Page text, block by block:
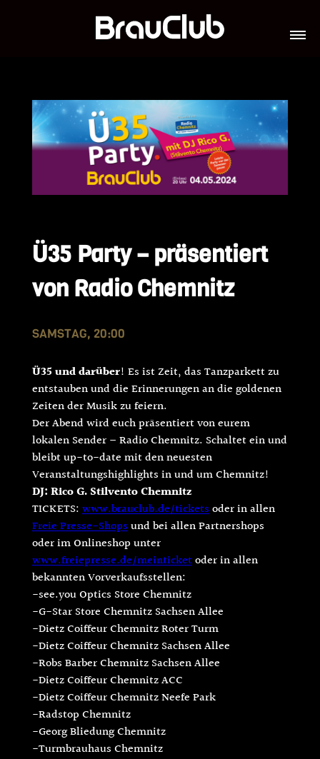
Ü35 Party – präsentiert
von Radio Chemnitz
SAMSTAG, 20:00
Ü35 und darüber! Es ist Zeit, das Tanzparkett zu
entstauben und die Erinnerungen an die goldenen
Zeiten der Musik zu feiern.
Der Abend wird euch präsentiert von eurem
lokalen Sender – Radio Chemnitz. Schaltet ein und
bleibt up-to-date mit den neuesten
Veranstaltungshighlights in und um Chemnitz!
DJ: Rico G. StilventoChemnitz
TICKETS:www.brauclub.de/ticketsoder in allen
Freie Presse-Shopsund bei allen Partnershops
oder im Onlineshop unter
www.freiepresse.de/meinticketoder in allen
bekannten Vorverkaufsstellen:
-see.you Optics Store Chemnitz
-G-Star Store Chemnitz Sachsen Allee
-Dietz Coiffeur Chemnitz Roter Turm
-Dietz Coiffeur Chemnitz Sachsen Allee
-Robs Barber Chemnitz Sachsen Allee
-Dietz Coiffeur Chemnitz ACC
-Dietz Coiffeur Chemnitz Neefe Park
-Radstop Chemnitz
-Georg Bliedung Chemnitz
-Turmbrauhaus Chemnitz
GALERIE
TEAM
VIP-LOUNGES
JOBS